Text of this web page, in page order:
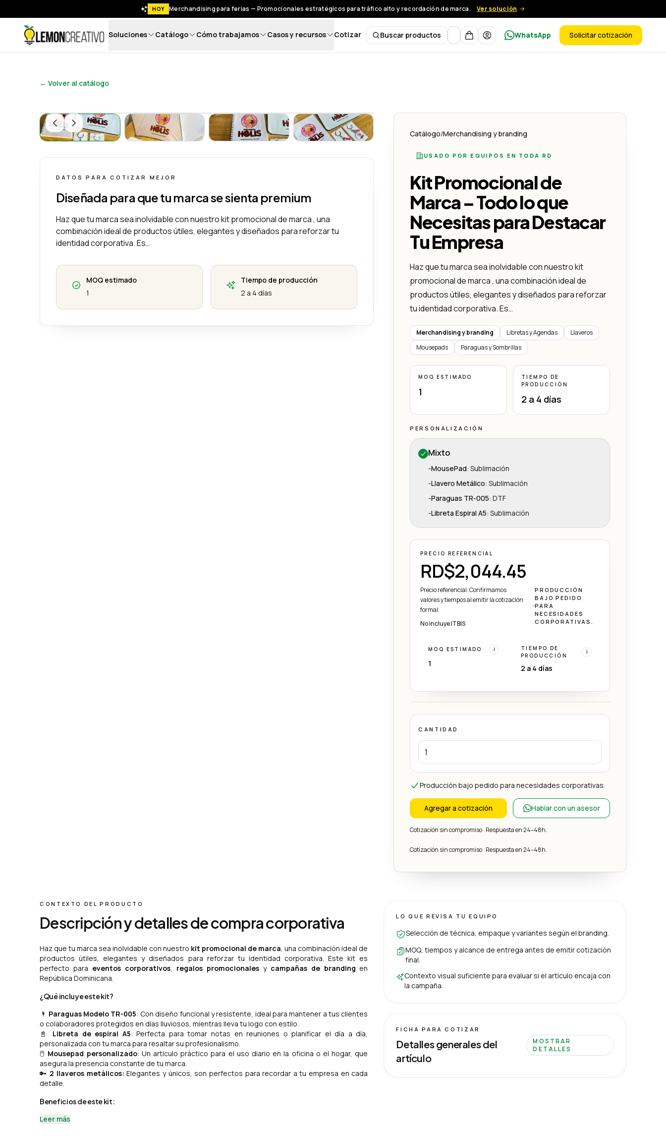
HOY Merchandising para ferias — Promocionales estratégicos para tráfico alto y recordación de marca. Ver solución
Lemon Creativo
Soluciones Catálogo Cómo trabajamos Casos y recursos Cotizar Buscar productos
Buscar productos
Moneda WhatsApp Solicitar cotización
← Volver al catálogo
Kit Promocional de Marca – Todo lo que Necesitas para Destacar Tu Empresa - Lemon Creativo
Kit Promocional de Marca – Todo lo que Necesitas para Destacar Tu Empresa - Lemon Creativo
Kit Promocional de Marca – Todo lo que Necesitas para Destacar Tu Empresa - Lemon Creativo
Kit Promocional de Marca – Todo lo que Necesitas para Destacar Tu Empresa - Lemon Creativo
DATOS PARA COTIZAR MEJOR
Diseñada para que tu marca se sienta premium
Haz que tu marca sea inolvidable con nuestro kit promocional de marca , una
combinación ideal de productos útiles, elegantes y diseñados para reforzar tu
identidad corporativa. Es…
MOQ estimado
1
Tiempo de producción
2 a 4 días
Catálogo/Merchandising y branding
USADO POR EQUIPOS EN TODA RD
Kit Promocional de
Marca – Todo lo que
Necesitas para Destacar
Tu Empresa
Haz que tu marca sea inolvidable con nuestro kit
promocional de marca , una combinación ideal de
productos útiles, elegantes y diseñados para reforzar
tu identidad corporativa. Es…
Merchandising y branding Libretas y Agendas
Llaveros
Mousepads
Paraguas y Sombrillas
MOQ ESTIMADO
1
TIEMPO DE
PRODUCCIÓN
2 a 4 días
PERSONALIZACIÓN
Mixto
-MousePad: Sublimación
-Llavero Metálico: Sublimación
-Paraguas TR-005: DTF
-Libreta Espiral A5: Sublimación
PRECIO REFERENCIAL
RD$2,044.45
Precio referencial. Confirmamos
valores y tiempos al emitir la cotización
formal.
No incluye ITBIS
PRODUCCIÓN
BAJO PEDIDO
PARA
NECESIDADES
CORPORATIVAS.
MOQ ESTIMADO i
1
TIEMPO DE
PRODUCCIÓN
i
2 a 4 días
CANTIDAD
Producción bajo pedido para necesidades corporativas.
Agregar a cotización Hablar con un asesor
Cotización sin compromiso · Respuesta en 24–48h.
Cotización sin compromiso · Respuesta en 24–48h.
CONTEXTO DEL PRODUCTO
Descripción y detalles de compra corporativa
Haz que tu marca sea inolvidable con nuestro kit promocional de marca , una combinación ideal de
productos útiles, elegantes y diseñados para reforzar tu identidad corporativa. Este kit es
perfecto para eventos corporativos, regalos promocionalesy campañas de branding en
República Dominicana.
¿Qué incluye este kit?
🌂 Paraguas Modelo TR-005: Con diseño funcional y resistente, ideal para mantener a tus clientes
o colaboradores protegidos en días lluviosos, mientras lleva tu logo con estilo.
📓 Libreta de espiral A5: Perfecta para tomar notas en reuniones o planificar el día a día,
personalizada con tu marca para resaltar su profesionalismo.
🖱 Mousepad personalizado: Un artículo práctico para el uso diario en la oficina o el hogar, que
asegura la presencia constante de tu marca.
🔑 2 llaveros metálicos: Elegantes y únicos, son perfectos para recordar a tu empresa en cada
detalle.
Beneficios de este kit:
Leer más
LO QUE REVISA TU EQUIPO
Selección de técnica, empaque y variantes según el branding.
MOQ, tiempos y alcance de entrega antes de emitir cotización
final.
Contexto visual suficiente para evaluar si el artículo encaja con
la campaña.
FICHA PARA COTIZAR
Detalles generales del
artículo
MOSTRAR
DETALLES